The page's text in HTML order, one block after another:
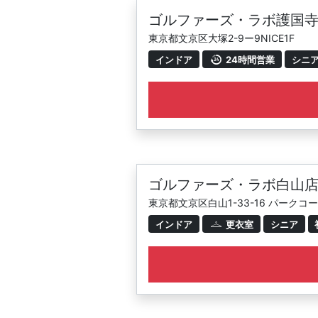
ゴルファーズ・ラボ護国
東京都文京区大塚2-9ー9NICE1F
インドア 24時間営業 シニ
ゴルファーズ・ラボ白山店
東京都文京区白山1-33-16 パークコ
インドア 更衣室 シニア